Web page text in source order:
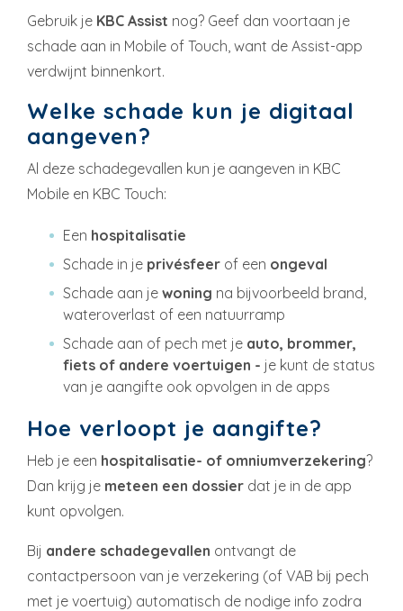
Gebruik je KBC Assist nog? Geef dan voortaan je
schade aan in Mobile of Touch, want de Assist-app
verdwijnt binnenkort.
Welke schade kun je digitaal
aangeven?
Al deze schadegevallen kun je aangeven in KBC
Mobile en KBC Touch:
Een hospitalisatie
Schade in je privésfeer of een ongeval
Schade aan je woning na bijvoorbeeld brand,
wateroverlast of een natuurramp
Schade aan of pech met je auto, brommer,
fiets of andere voertuigen - je kunt de status
van je aangifte ook opvolgen in de apps
Hoe verloopt je aangifte?
Heb je een hospitalisatie- of omniumverzekering?
Dan krijg je meteen een dossier dat je in de app
kunt opvolgen.
Bij andere schadegevallen ontvangt de
contactpersoon van je verzekering (of VAB bij pech
met je voertuig) automatisch de nodige info zodra